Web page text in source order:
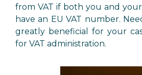
from VAT if both you and
have an EU VAT number.
greatly beneficial for your
for VAT administration.